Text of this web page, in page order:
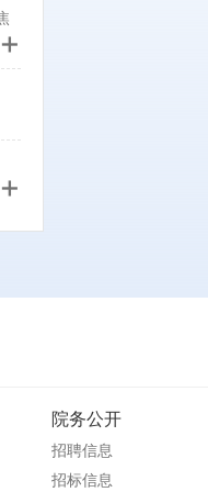
院务公开
招聘信息
招标信息